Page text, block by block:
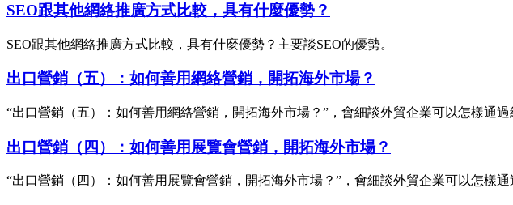
SEO跟其他網絡推廣方式比較，具有什麼優勢？
SEO跟其他網絡推廣方式比較，具有什麼優勢？主要談SEO的優勢。
出口營銷（五）：如何善用網絡營銷，開拓海外市場？
“出口營銷（五）：如何善用網絡營銷，開拓海外市場？”，會細談外貿企業可以怎樣通
出口營銷（四）：如何善用展覽會營銷，開拓海外市場？
“出口營銷（四）：如何善用展覽會營銷，開拓海外市場？”，會細談外貿企業可以怎樣